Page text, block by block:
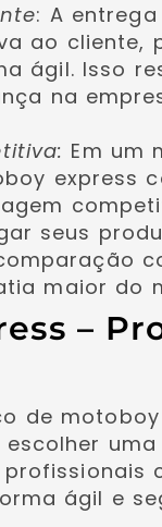
: A
ao cliente,
ágil. Isso
na
Em um
express
seus
maior do
–
de
profissionais
ágil e